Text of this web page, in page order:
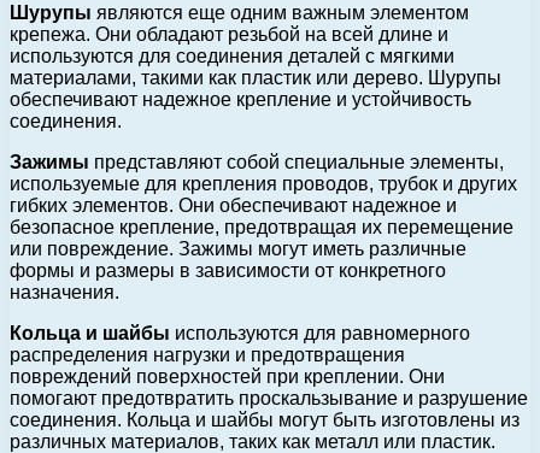
Шурупы являются еще одним важным элементом
крепежа. Они обладают резьбой на всей длине и
используются для соединения деталей с мягкими
материалами, такими как пластик или дерево. Шурупы
обеспечивают надежное крепление и устойчивость
соединения.
Зажимы представляют собой специальные элементы,
используемые для крепления проводов, трубок и других
гибких элементов. Они обеспечивают надежное и
безопасное крепление, предотвращая их перемещение
или повреждение. Зажимы могут иметь различные
формы и размеры в зависимости от конкретного
назначения.
Кольца и шайбы используются для равномерного
распределения нагрузки и предотвращения
повреждений поверхностей при креплении. Они
помогают предотвратить проскальзывание и разрушение
соединения. Кольца и шайбы могут быть изготовлены из
различных материалов, таких как металл или пластик.